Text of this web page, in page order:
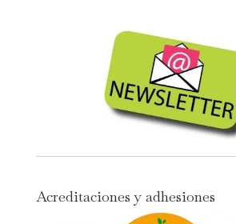
Acreditaciones y adhesiones